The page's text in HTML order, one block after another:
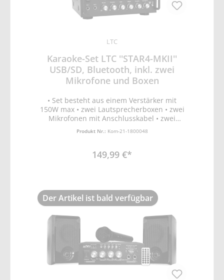
LTC
Karaoke-Set LTC ''STAR4-MKII''
USB/SD, Bluetooth, inkl. zwei
Mikrofone und Boxen
• Set besteht aus einem Verstärker mit
150W max • zwei Lautsprecherboxen • zwei
Mikrofonen mit Anschlusskabel • zwei
Boxen Anschlusskabel • Stimmwandler
(normal/Roboter/high) • LED Display •
oder jedem anderen Bluetooth-fähigen
Bedienelemente • Eingangswahlschalter
Produkt Nr.: Kom-21-1800048
149,99 €*
Der Artikel ist bald verfügbar